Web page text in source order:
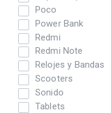
Poco
Power Bank
Redmi
Redmi Note
Relojes y Bandas
Scooters
Sonido
Tablets